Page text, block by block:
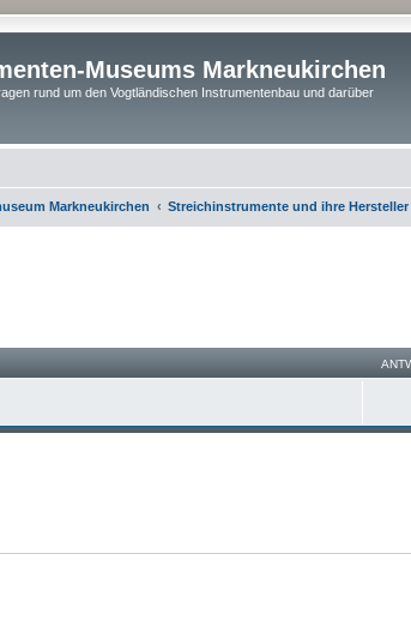
Museums Markneukirchen
rund um den Vogtländischen Instrumentenbau und darüber
Markneukirchen Streichinstrumente und ihre Hersteller